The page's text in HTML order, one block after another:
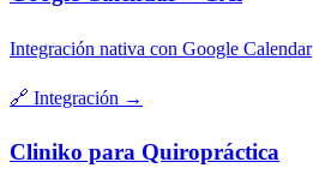
Integración nativa con Google Calendar
🔗 Integración →
Cliniko para Quiropráctica